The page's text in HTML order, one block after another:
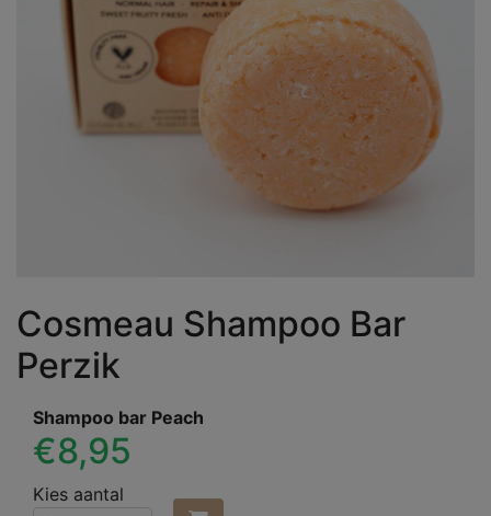
Cosmeau Shampoo Bar
Perzik
Shampoo bar Peach
€8,95
Kies aantal